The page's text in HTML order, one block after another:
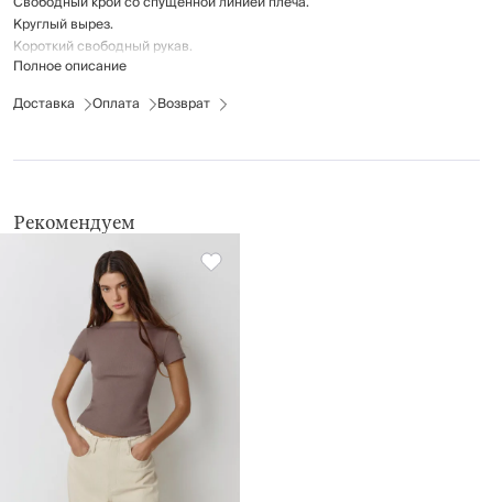
Круглый вырез.
Короткий свободный рукав.
Состав: 100% хлопок.
Рекомендации по уходу:
не отбеливать
профессиональная сухая чистка в тетрахлорэтилене и во всех
растворителях, внесенных в список для символа F
барабанная сушка при температуре до 40°С
Полное описание
Доставка
Оплата Возврат
Рекомендуем